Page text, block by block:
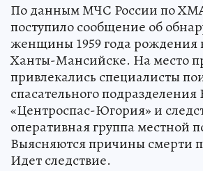
По данным МЧС России по
поступило сообщение об
женщины 1959 года рождения
Ханты-Мансийске. На место
привлекались специалисты
спасательного подразделения
«Центроспас-Югория» и
оперативная группа местной
Выясняются причины смерти
Идет следствие.